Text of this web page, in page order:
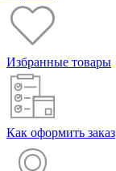
Избранные товары
Как оформить заказ